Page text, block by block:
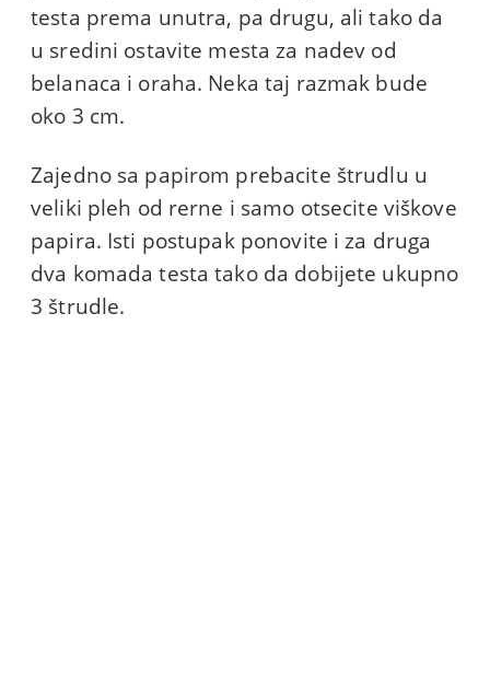
testa prema unutra, pa drugu, ali tako da
u sredini ostavite mesta za nadev od
belanaca i oraha. Neka taj razmak bude
oko 3 cm.
Zajedno sa papirom prebacite štrudlu u
veliki pleh od rerne i samo otsecite viškove
papira. Isti postupak ponovite i za druga
dva komada testa tako da dobijete ukupno
3 štrudle.